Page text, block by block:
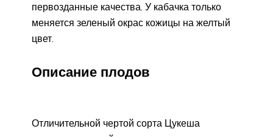
первозданные качества. У кабачка только
меняется зеленый окрас кожицы на желтый
цвет.
Описание плодов
Отличительной чертой сорта Цукеша